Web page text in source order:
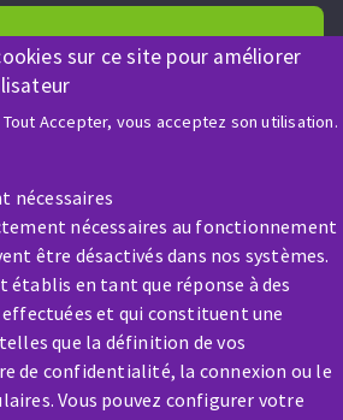
sur ce site pour améliorer
Accepter, vous acceptez son utilisation.
nécessaires
nécessaires au fonctionnement
être désactivés dans nos systèmes.
en tant que réponse à des
effectuées et qui constituent une
que la définition de vos
de confidentialité, la connexion ou le
Vous pouvez configurer votre
& CONTACT
? Un renseignement ?
nous